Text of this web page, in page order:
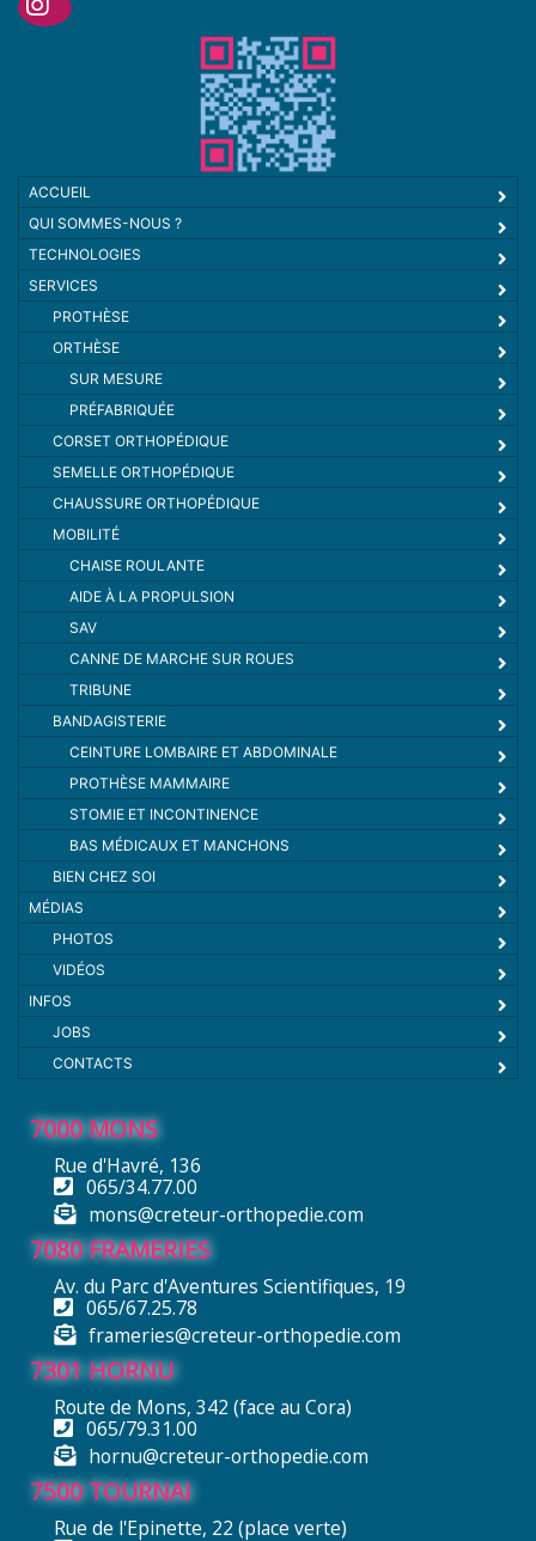
ACCUEIL
QUI SOMMES-NOUS ?
TECHNOLOGIES
SERVICES
PROTHÈSE
ORTHÈSE
SUR MESURE
PRÉFABRIQUÉE
CORSET ORTHOPÉDIQUE
SEMELLE ORTHOPÉDIQUE
CHAUSSURE ORTHOPÉDIQUE
MOBILITÉ
CHAISE ROULANTE
AIDE À LA PROPULSION
SAV
CANNE DE MARCHE SUR ROUES
TRIBUNE
BANDAGISTERIE
CEINTURE LOMBAIRE ET ABDOMINALE
PROTHÈSE MAMMAIRE
STOMIE ET INCONTINENCE
BAS MÉDICAUX ET MANCHONS
BIEN CHEZ SOI
MÉDIAS
PHOTOS
VIDÉOS
INFOS
JOBS
CONTACTS
7000 MONS
Rue d'Havré, 136
065/34.77.00
mons@creteur-orthopedie.com
7080 FRAMERIES
Av. du Parc d'Aventures Scientifiques, 19
065/67.25.78
frameries@creteur-orthopedie.com
7301 HORNU
Route de Mons, 342 (face au Cora)
065/79.31.00
hornu@creteur-orthopedie.com
7500 TOURNAI
Rue de l'Epinette, 22 (place verte)